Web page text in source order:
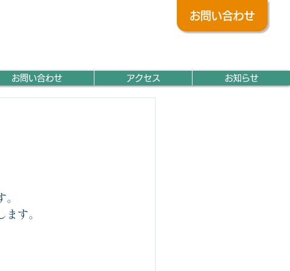
お問い合わせ
お問い合わせ アクセス お知らせ
す。